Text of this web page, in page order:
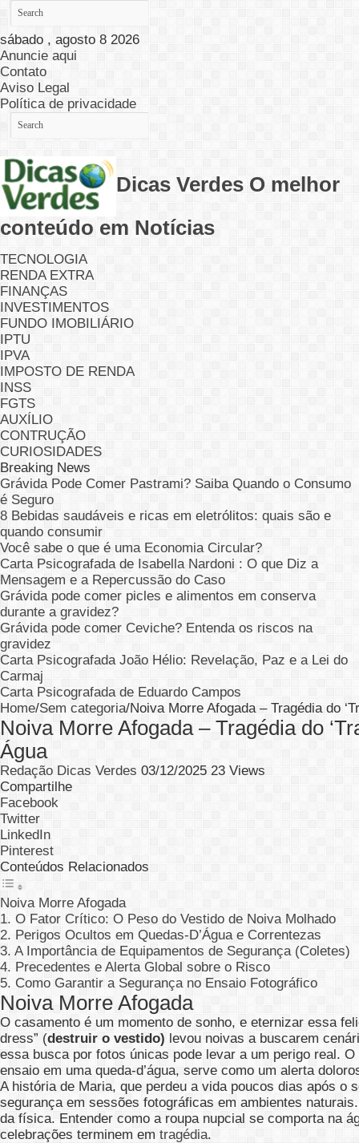
sábado , agosto 8 2026
Anuncie aqui
Contato
Aviso Legal
Política de privacidade
Dicas Verdes O melhor
conteúdo em Notícias
TECNOLOGIA
RENDA EXTRA
FINANÇAS
INVESTIMENTOS
FUNDO IMOBILIÁRIO
IPTU
IPVA
IMPOSTO DE RENDA
INSS
FGTS
AUXÍLIO
CONTRUÇÃO
CURIOSIDADES
Breaking News
Grávida Pode Comer Pastrami? Saiba Quando o Consumo
é Seguro
8 Bebidas saudáveis e ricas em eletrólitos: quais são e
quando consumir
Você sabe o que é uma Economia Circular?
Carta Psicografada de Isabella Nardoni : O que Diz a
Mensagem e a Repercussão do Caso
Grávida pode comer picles e alimentos em conserva
durante a gravidez?
Grávida pode comer Ceviche? Entenda os riscos na
gravidez
Carta Psicografada João Hélio: Revelação, Paz e a Lei do
Carmaj
Carta Psicografada de Eduardo Campos
Home/Sem categoria/Noiva Morre Afogada – Tragédia do
Noiva Morre Afogada – Tragédia do
Água
Redação Dicas Verdes 03/12/2025 23 Views
Compartilhe
Facebook
Twitter
LinkedIn
Pinterest
Conteúdos Relacionados
Noiva Morre Afogada
1. O Fator Crítico: O Peso do Vestido de Noiva Molhado
2. Perigos Ocultos em Quedas-D’Água e Correntezas
3. A Importância de Equipamentos de Segurança (Coletes)
4. Precedentes e Alerta Global sobre o Risco
5. Como Garantir a Segurança no Ensaio Fotográfico
Noiva Morre Afogada
O casamento é um momento de sonho, e eternizar essa
dress” (destruir o vestido) levou noivas a buscarem
essa busca por fotos únicas pode levar a um perigo real.
ensaio em uma queda-d’água, serve como um alerta
A história de Maria, que perdeu a vida poucos dias após o
segurança em sessões fotográficas em ambientes
da física. Entender como a roupa nupcial se comporta na
celebrações terminem em tragédia.